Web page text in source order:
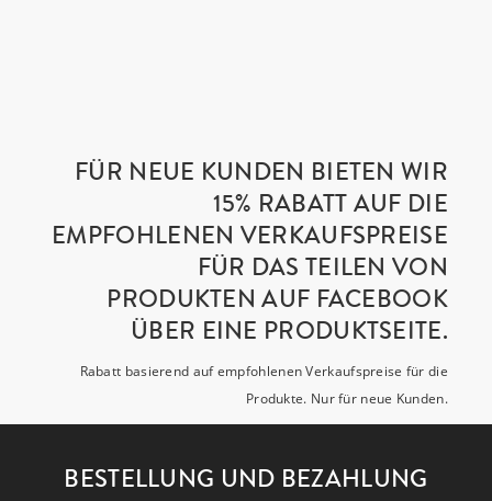
FÜR NEUE KUNDEN BIETEN WIR
15% RABATT AUF DIE
EMPFOHLENEN VERKAUFSPREISE
FÜR DAS TEILEN VON
PRODUKTEN AUF FACEBOOK
ÜBER EINE PRODUKTSEITE.
Rabatt basierend auf empfohlenen Verkaufspreise für die
Produkte. Nur für neue Kunden.
BESTELLUNG UND BEZAHLUNG